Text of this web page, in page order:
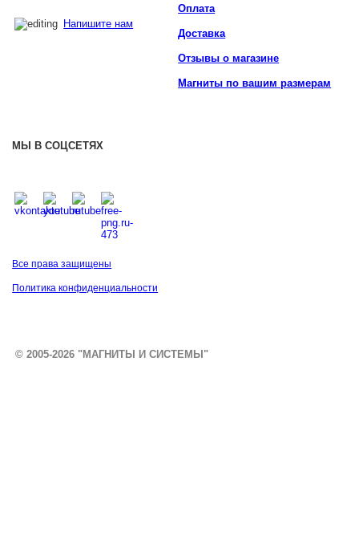
Напишите нам
Оплата
Доставка
Отзывы о магазине
Магниты по вашим размерам
МЫ В СОЦСЕТЯХ
Все права защищены
Политика конфиденциальности
© 2005-2026 "МАГНИТЫ И СИСТЕМЫ"